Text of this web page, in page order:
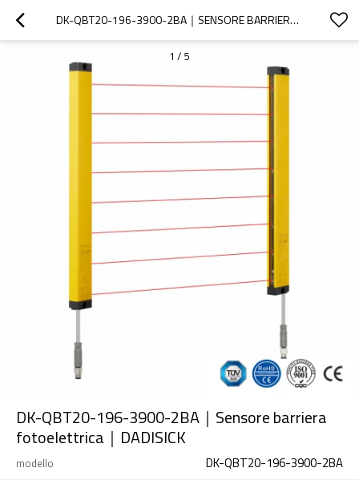
DK-QBT20-196-3900-2BA｜SENSORE BARRIERA FOTOELETTRICA｜DADISICK
1 / 5
DK-QBT20-196-3900-2BA｜Sensore barriera
fotoelettrica｜DADISICK
modello DK-QBT20-196-3900-2BA